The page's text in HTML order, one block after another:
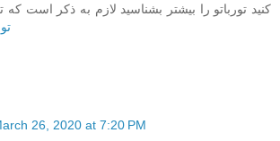
کنید تورباتو را بیشتر بشناسید لازم به ذکر است که
26, 2020 at 7:20 PM